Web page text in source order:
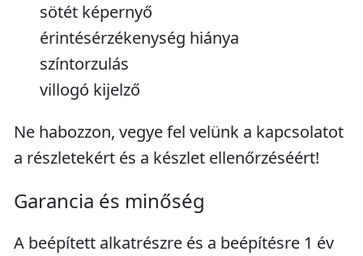
sötét képernyő
érintésérzékenység hiánya
színtorzulás
villogó kijelző
Ne habozzon, vegye fel velünk a kapcsolatot
a részletekért és a készlet ellenőrzéséért!
Garancia és minőség
A beépített alkatrészre és a beépítésre 1 év